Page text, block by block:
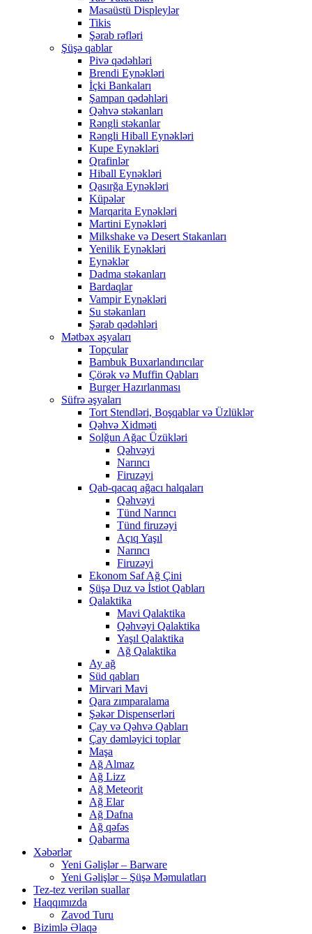
Masaüstü Displeylər
Tikis
Şərab rəfləri
Şüşə qablar
Pivə qədəhləri
Brendi Eynəkləri
İçki Bankaları
Şampan qədəhləri
Qəhvə stəkanları
Rəngli stəkanlar
Rəngli Hiball Eynəkləri
Kupe Eynəkləri
Qrafinlər
Hiball Eynəkləri
Qasırğa Eynəkləri
Küpələr
Marqarita Eynəkləri
Martini Eynəkləri
Milkshake və Desert Stakanları
Yenilik Eynəkləri
Eynəklər
Dadma stəkanları
Bardaqlar
Vampir Eynəkləri
Su stəkanları
Şərab qədəhləri
Mətbəx əşyaları
Topçular
Bambuk Buxarlandırıcılar
Çörək və Muffin Qabları
Burger Hazırlanması
Süfrə əşyaları
Tort Stendləri, Boşqablar və Üzlüklər
Qəhvə Xidməti
Solğun Ağac Üzükləri
Qəhvəyi
Narıncı
Firuzəyi
Qab-qacaq ağacı halqaları
Qəhvəyi
Tünd Narıncı
Tünd firuzəyi
Açıq Yaşıl
Narıncı
Firuzəyi
Ekonom Saf Ağ Çini
Şüşə Duz və İstiot Qabları
Qalaktika
Mavi Qalaktika
Qəhvəyi Qalaktika
Yaşıl Qalaktika
Ağ Qalaktika
Ay ağ
Süd qabları
Mirvari Mavi
Qara zımparalama
Şəkər Dispenserləri
Çay və Qəhvə Qabları
Çay dəmləyici toplar
Maşa
Ağ Almaz
Ağ Lizz
Ağ Meteorit
Ağ Elar
Ağ Dafna
Ağ qəfəs
Qabarma
Xəbərlər
Yeni Gəlişlər – Barware
Yeni Gəlişlər – Şüşə Məmulatları
Tez-tez verilən suallar
Haqqımızda
Zavod Turu
Bizimlə Əlaqə